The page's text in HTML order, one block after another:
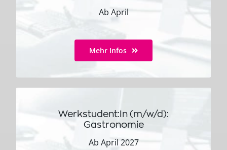
Ab April
Mehr Infos
Werkstudent:In (m/w/d):
Gastronomie
Ab April 2027